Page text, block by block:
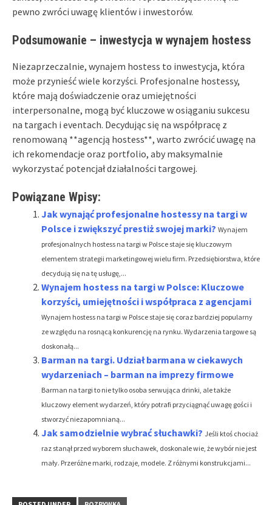
pewno zwróci uwagę klientów i inwestorów.
Podsumowanie – inwestycja w wynajem hostess
Niezaprzeczalnie, wynajem hostess to inwestycja, która
może przynieść wiele korzyści. Profesjonalne hostessy,
które mają doświadczenie oraz umiejętności
interpersonalne, mogą być kluczowe w osiąganiu sukcesu
na targach i eventach. Decydując się na współpracę z
renomowaną **agencją hostess**, warto zwrócić uwagę na
ich rekomendacje oraz portfolio, aby maksymalnie
wykorzystać potencjał działalności targowej.
Powiązane Wpisy:
Jak wynająć profesjonalne hostessy na targi w
Polsce i zwiększyć prestiż swojej marki? Wynajem
profesjonalnych hostess na targi w Polsce staje się kluczowym
elementem strategii marketingowej wielu firm. Przedsiębiorstwa, które
decydują się na tę usługę,...
Wynajem hostess na targi w Polsce: Kluczowe
korzyści, umiejętności i współpraca z agencjami
Wynajem hostess na targi w Polsce staje się coraz bardziej popularny
ze względu na rosnącą konkurencję na rynku. Wydarzenia targowe są
doskonałą...
Barman na targi. Udział barmana w ciekawych
wydarzeniach – barman na imprezy firmowe
Barman na targi to nie tylko osoba serwująca drinki, ale także
kluczowy element wydarzeń, który potrafi przyciągnąć uwagę gości i
stworzyć niezapomnianą...
Jak samodzielnie wybrać słuchawki? Jeśli ktoś chociaż
raz stanął przed wyborem słuchawek, doskonale wie, że wybór nie jest
mały. Przeróżne marki, rodzaje, modele. Z różnymi konstrukcjami...